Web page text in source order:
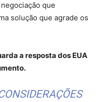
que
solução que agrade os
a resposta dos EUA